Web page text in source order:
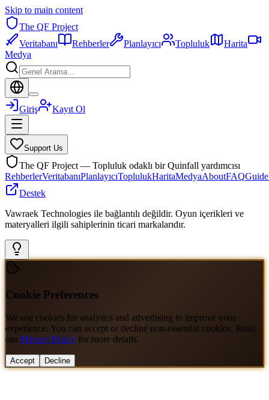
Skip to main content
The QF Project
Veritabanı
Rehberler Planlayıcı Topluluk
Harita
Medya
Giriş Kayıt Ol
Support Us
The QF Project — Topluluk odaklı bir Quinfall yardımcısı
RehberlerVeritabanıPlanlayıcıToplulukHaritaMedyaAboutFAQ
Destek
Vawraek Technologies ile bağlantılı değildir. Oyun içerikleri ve
materyalleri ilgili sahiplerinin ticari markalarıdır.
Cookie Preferences
We use cookies for analytics and advertising to improve your
experience. You can accept or decline non-essential cookies. Read
our Privacy Policy for more details.
Accept Decline